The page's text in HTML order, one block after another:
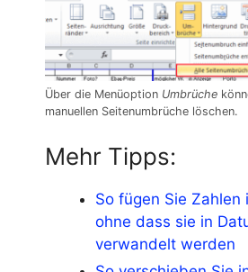
Über die Menüoption Umbrüche
manuellen Seitenumbrüche löschen.
Mehr Tipps:
So fügen Sie Zahlen
ohne dass sie in
verwandelt werden